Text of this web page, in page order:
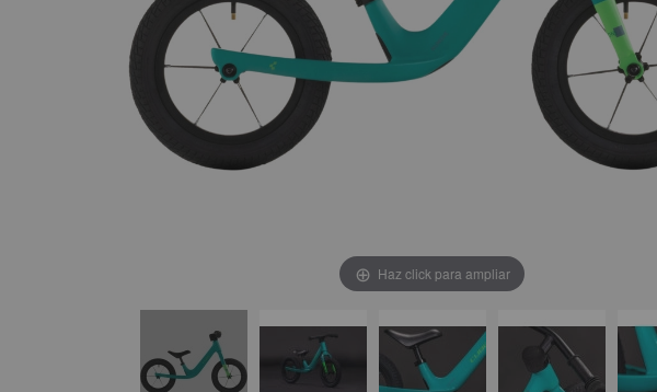
Haz click para ampliar